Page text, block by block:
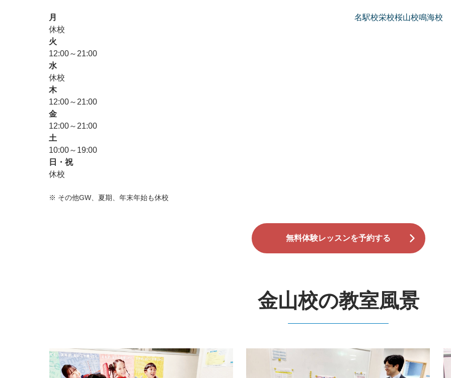
月
休校
火
12:00～21:00
水
休校
木
12:00～21:00
金
12:00～21:00
土
10:00～19:00
日・祝
休校
※ その他GW、夏期、年末年始も休校
名駅校栄校桜山校鳴海校
無料体験レッスンを予約する
金山校の教室風景